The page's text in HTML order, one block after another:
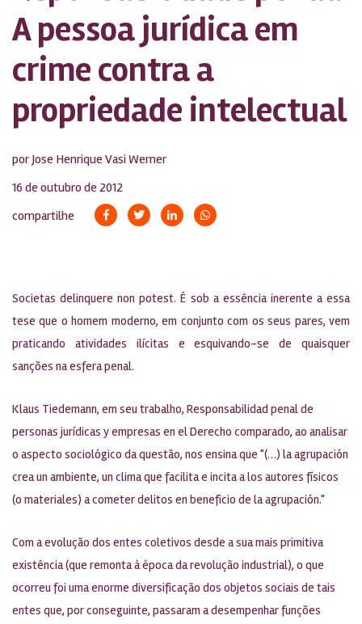
A pessoa jurídica em
crime contra a
propriedade intelectual
por Jose Henrique Vasi Werner
16 de outubro de 2012
compartilhe
Societas delinquere non potest. É sob a essência inerente a essa
tese que o homem moderno, em conjunto com os seus pares, vem
praticando atividades ilícitas e esquivando-se de quaisquer
sanções na esfera penal.
Klaus Tiedemann, em seu trabalho, Responsabilidad penal de
personas jurídicas y empresas en el Derecho comparado, ao analisar
o aspecto sociológico da questão, nos ensina que "(…) la agrupación
crea un ambiente, un clima que facilita e incita a los autores físicos
(o materiales) a cometer delitos en beneficio de la agrupación."
Com a evolução dos entes coletivos desde a sua mais primitiva
existência (que remonta à época da revolução industrial), o que
ocorreu foi uma enorme diversificação dos objetos sociais de tais
entes que, por conseguinte, passaram a desempenhar funções